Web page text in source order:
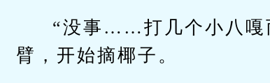
“没事……打几个小八嘎
臂，开始摘椰子。